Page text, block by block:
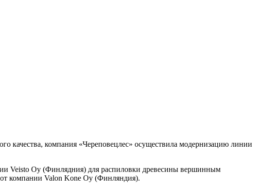
качества, компания «Череповецлес» осуществила модернизацию линии
Veisto Oy (Финлядния) для распиловки древесины вершинным
компании Valon Kone Oy (Финляндия).